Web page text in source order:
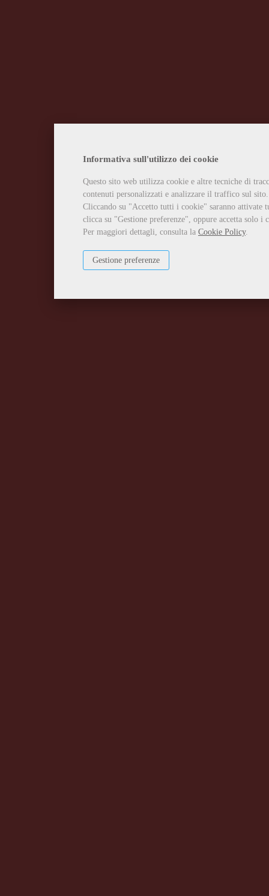
Informativa sull'utilizzo dei cookie
Questo sito web utilizza cookie e altre tecniche di
contenuti personalizzati e analizzare il traffico sul sito.
Cliccando su "Accetto tutti i cookie" saranno attivate
clicca su "Gestione preferenze", oppure accetta solo
Per maggiori dettagli, consulta la Cookie Policy.
Gestione preferenze